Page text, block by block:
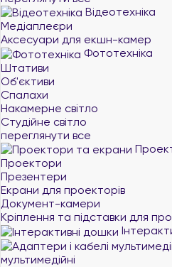
Відеотехніка
Медіаплеєри
Аксесуари для екшн-камер
Фототехніка
Штативи
Об'єктиви
Спалахи
Накамерне світло
Студійне світло
переглянути все
Проектори
Презентери
Екрани для проекторів
Документ-камери
Кріплення та підставки для
мультимедійні